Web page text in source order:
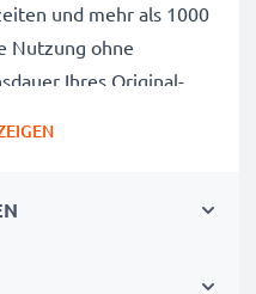
und mehr als 1000
Nutzung ohne
Ihres Original-
zu